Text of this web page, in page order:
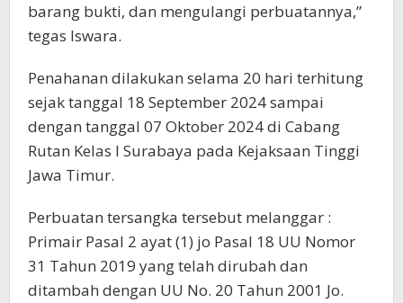
barang bukti, dan mengulangi perbuatannya,”
tegas Iswara.
Penahanan dilakukan selama 20 hari terhitung
sejak tanggal 18 September 2024 sampai
dengan tanggal 07 Oktober 2024 di Cabang
Rutan Kelas I Surabaya pada Kejaksaan Tinggi
Jawa Timur.
Perbuatan tersangka tersebut melanggar :
Primair Pasal 2 ayat (1) jo Pasal 18 UU Nomor
31 Tahun 2019 yang telah dirubah dan
ditambah dengan UU No. 20 Tahun 2001 Jo.